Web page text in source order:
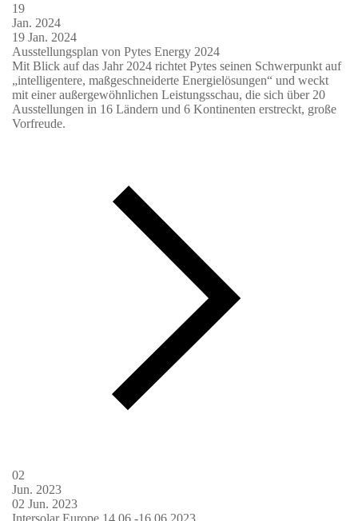
19
Jan. 2024
19 Jan. 2024
Ausstellungsplan von Pytes Energy 2024
Mit Blick auf das Jahr 2024 richtet Pytes seinen Schwerpunkt auf
„intelligentere, maßgeschneiderte Energielösungen“ und weckt
mit einer außergewöhnlichen Leistungsschau, die sich über 20
Ausstellungen in 16 Ländern und 6 Kontinenten erstreckt, große
Vorfreude.
02
Jun. 2023
02 Jun. 2023
Intersolar Europe 14.06.-16.06.2023